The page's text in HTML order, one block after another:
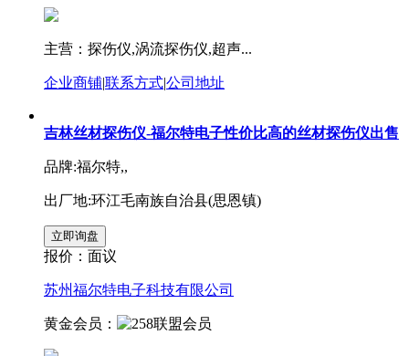
主营：探伤仪,涡流探伤仪,超声...
企业商铺|联系方式|公司地址
吉林丝材探伤仪-福尔特电子性价比高的丝材探伤仪出售
品牌:福尔特,,
出厂地:环江毛南族自治县(思恩镇)
报价： 面议
苏州福尔特电子科技有限公司
黄金会员：